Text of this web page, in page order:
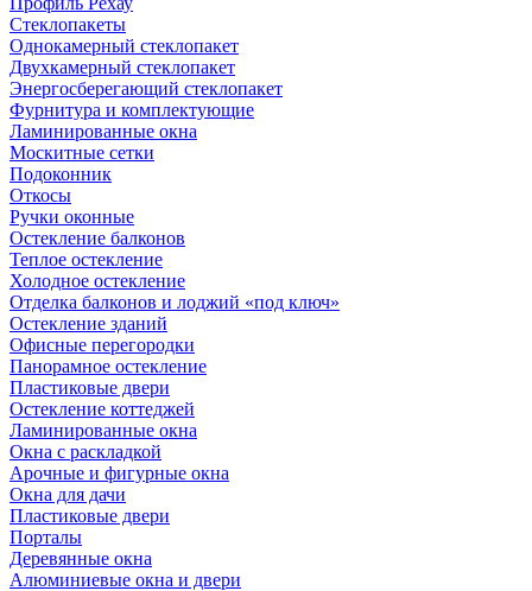
Стеклопакеты
Однокамерный стеклопакет
Двухкамерный стеклопакет
Энергосберегающий стеклопакет
Фурнитура и комплектующие
Ламинированные окна
Москитные сетки
Подоконник
Откосы
Ручки оконные
Остекление балконов
Теплое остекление
Холодное остекление
Отделка балконов и лоджий «под ключ»
Остекление зданий
Офисные перегородки
Панорамное остекление
Пластиковые двери
Остекление коттеджей
Ламинированные окна
Окна с раскладкой
Арочные и фигурные окна
Окна для дачи
Пластиковые двери
Порталы
Деревянные окна
Алюминиевые окна и двери